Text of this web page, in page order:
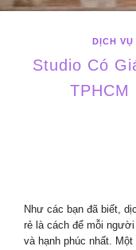
DỊCH VỤ
Studio Có
TPHCM
Như các bạn đã biết,
rẻ là cách để mỗi
và hạnh phúc nhất.